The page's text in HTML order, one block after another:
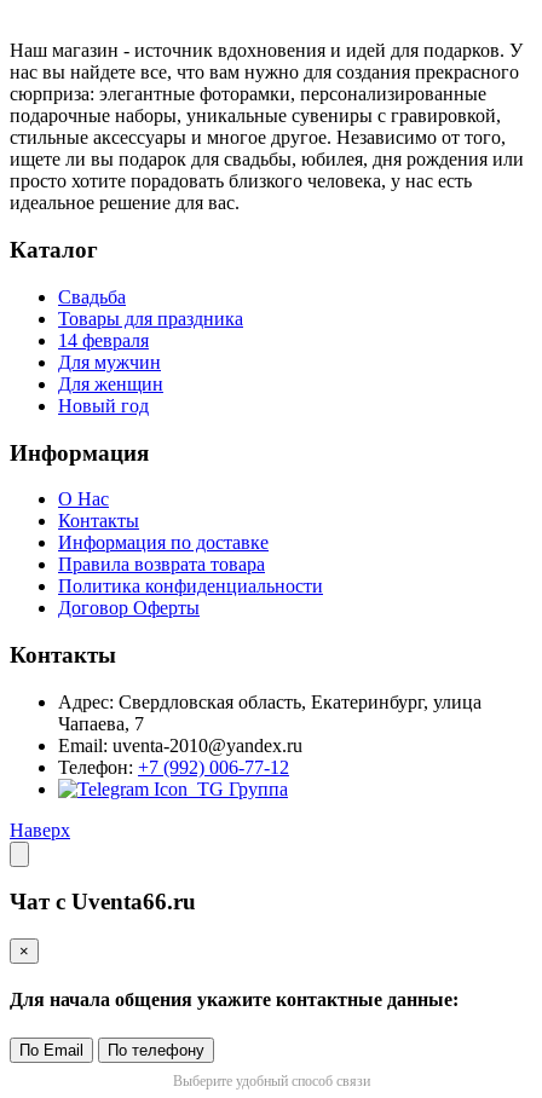
Наш магазин - источник вдохновения и идей для подарков. У
нас вы найдете все, что вам нужно для создания прекрасного
сюрприза: элегантные фоторамки, персонализированные
подарочные наборы, уникальные сувениры с гравировкой,
стильные аксессуары и многое другое. Независимо от того,
ищете ли вы подарок для свадьбы, юбилея, дня рождения или
просто хотите порадовать близкого человека, у нас есть
идеальное решение для вас.
Каталог
Свадьба
Товары для праздника
14 февраля
Для мужчин
Для женщин
Новый год
Информация
О Нас
Контакты
Информация по доставке
Правила возврата товара
Политика конфиденциальности
Договор Оферты
Контакты
Адрес: Свердловская область, Екатеринбург, улица
Чапаева, 7
Email: uventa-2010@yandex.ru
Телефон: +7 (992) 006-77-12
TG Группа
Наверх
Чат с Uventa66.ru
×
Для начала общения укажите контактные данные:
По Email По телефону
Выберите удобный способ связи